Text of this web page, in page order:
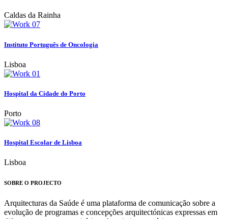
Caldas da Rainha
Instituto Português de Oncologia
Lisboa
Hospital da Cidade do Porto
Porto
Hospital Escolar de Lisboa
Lisboa
SOBRE O PROJECTO
Arquitecturas da Saúde é uma plataforma de comunicação sobre a
evolução de programas e concepções arquitectónicas expressas em